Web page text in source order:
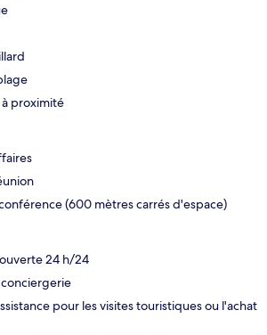
proximité
(600 mètres carrés d'espace)
24 h/24
pour les visites touristiques ou l'achat